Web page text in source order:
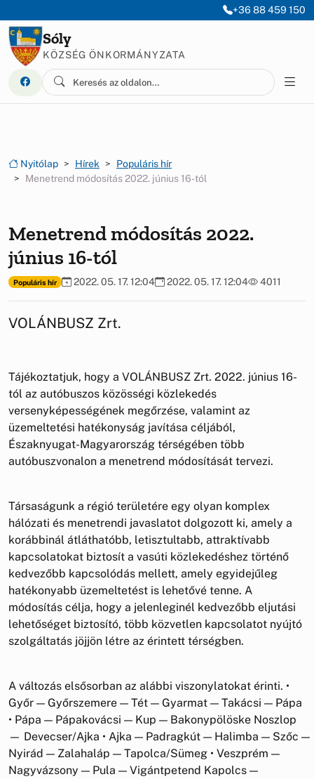
+36 88 459 150
Sóly
KÖZSÉG ÖNKORMÁNYZATA
Nyitólap Hírek
Populáris hír
Menetrend módosítás 2022. június 16-tól
Menetrend módosítás 2022.
június 16-tól
Populáris hír 2022. 05. 17. 12:04 2022. 05. 17. 12:04 4011
VOLÁNBUSZ Zrt.
Tájékoztatjuk, hogy a VOLÁNBUSZ Zrt. 2022. június 16-
tól az autóbuszos közösségi közlekedés
versenyképességének megőrzése, valamint az
üzemeltetési hatékonyság javítása céljából,
Északnyugat-Magyarország térségében több
autóbuszvonalon a menetrend módosítását tervezi.
Társaságunk a régió területére egy olyan komplex
hálózati és menetrendi javaslatot dolgozott ki, amely a
korábbinál átláthatóbb, letisztultabb, attraktívabb
kapcsolatokat biztosít a vasúti közlekedéshez történő
kedvezőbb kapcsolódás mellett, amely egyidejűleg
hatékonyabb üzemeltetést is lehetővé tenne. A
módosítás célja, hogy a jelenleginél kedvezőbb eljutási
lehetőséget biztosító, több közvetlen kapcsolatot nyújtó
szolgáltatás jöjjön létre az érintett térségben.
A változás elsősorban az alábbi viszonylatokat érinti. •
Győr — Győrszemere — Tét — Gyarmat — Takácsi — Pápa
• Pápa — Pápakovácsi — Kup — Bakonypölöske Noszlop
— Devecser/Ajka • Ajka — Padragkút — Halimba — Szőc —
Nyirád — Zalahaláp — Tapolca/Sümeg • Veszprém —
Nagyvázsony — Pula — Vigántpetend Kapolcs —